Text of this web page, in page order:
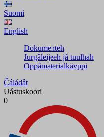
Suomi
English
Dokumenteh
Jurgâleijeeh já tuulhah
Oppâmaterialkävppi
Čáládât
Uástuskoori
0